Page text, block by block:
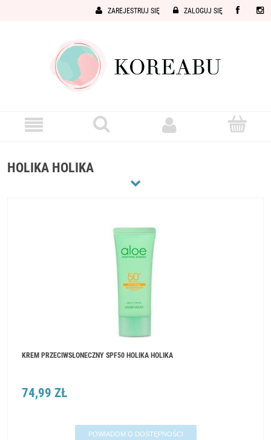
ZAREJESTRUJ SIĘ ZALOGUJ SIĘ
HOLIKA HOLIKA
KREM PRZECIWSŁONECZNY SPF50 HOLIKA HOLIKA
74,99 ZŁ
POWIADOM O DOSTĘPNOŚCI